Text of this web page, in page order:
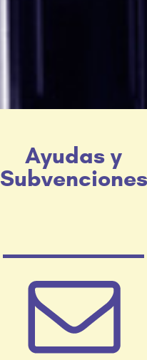
Ayudas y
Subvenciones